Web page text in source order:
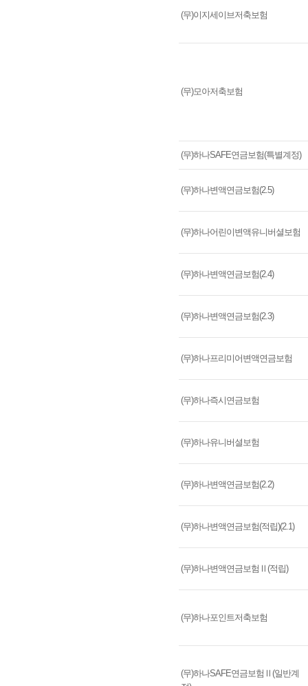
(무)이지세이브저축보험
(무)모아저축보험
(무)하나SAFE연금보험(특별계정)
(무)하나변액연금보험(2.5)
(무)하나어린이변액유니버셜보험
(무)하나변액연금보험(2.4)
(무)하나변액연금보험(2.3)
(무)하나프리미어변액연금보험
(무)하나즉시연금보험
(무)하나유니버셜보험
(무)하나변액연금보험(2.2)
(무)하나변액연금보험(적립)(2.1)
(무)하나변액연금보험Ⅱ(적립)
(무)하나포인트저축보험
(무)하나SAFE연금보험Ⅱ(일반계